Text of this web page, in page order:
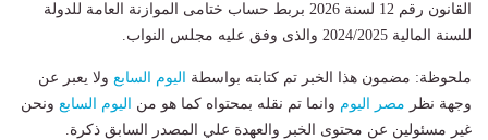
القانون رقم 12 لسنة 2026 بربط حساب ختامى الموازنة العامة للدولة
للسنة المالية 2024/2025 والذى وفق عليه مجلس النواب.
ملحوظة: مضمون هذا الخبر تم كتابته بواسطة اليوم السابع ولا يعبر عن
وجهة نظر مصر اليوم وانما تم نقله بمحتواه كما هو من اليوم السابع ونحن
غير مسئولين عن محتوى الخبر والعهدة علي المصدر السابق ذكرة.